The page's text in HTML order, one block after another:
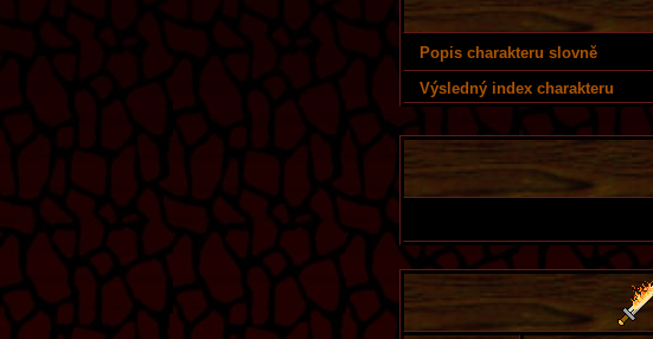
Popis charakteru slovně
Výsledný index charakteru